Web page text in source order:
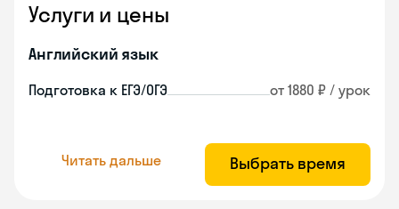
Услуги и цены
Английский язык
Подготовка к ЕГЭ/ОГЭ от 1880 ₽ / урок
Читать дальше Выбрать время